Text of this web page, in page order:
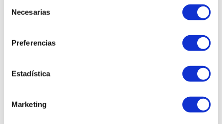
Necesarias
Preferencias
Estadística
Marketing